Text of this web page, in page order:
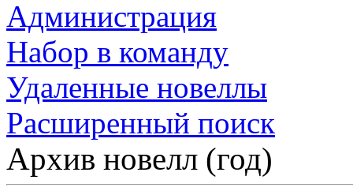
Администрация
Набор в команду
Удаленные новеллы
Расширенный поиск
Архив новелл (год)